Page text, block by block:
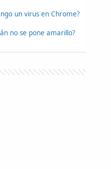
un virus en Chrome?
no se pone amarillo?